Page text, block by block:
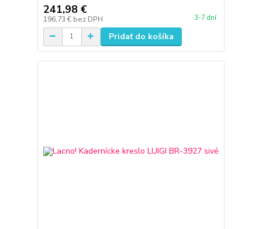
241,98 €
196,73 € bez DPH 3-7 dní
Pridať do košíka